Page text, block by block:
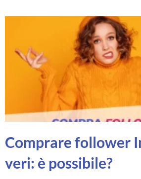
Comprare follower
veri: è possibile?